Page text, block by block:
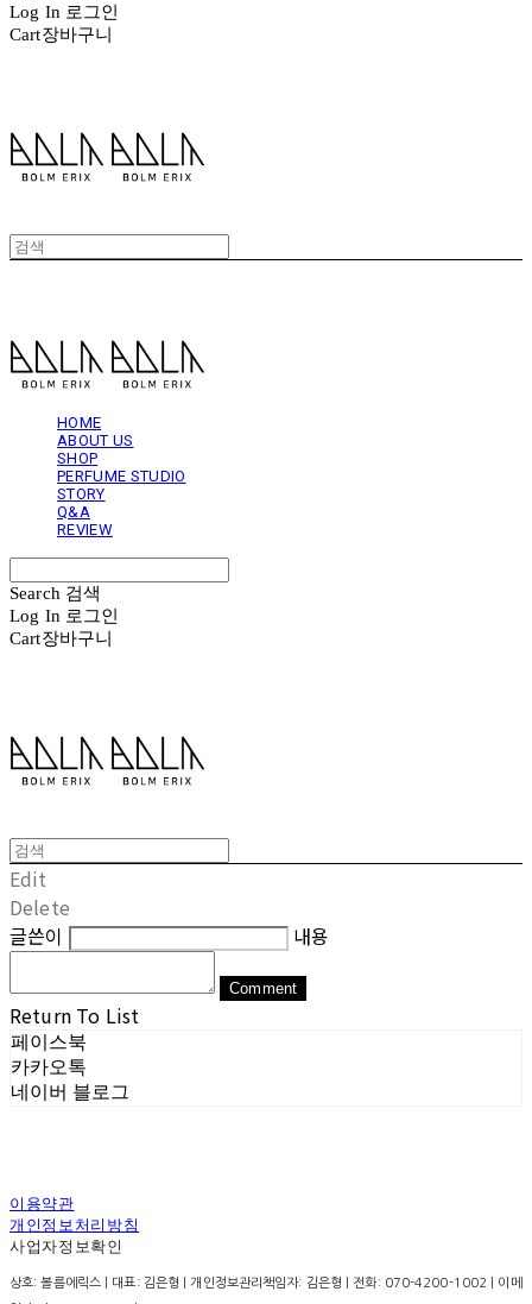
Log In 로그인
Cart장바구니
HOME
ABOUT US
SHOP
PERFUME STUDIO
STORY
Q&A
REVIEW
Search 검색
Log In 로그인
Cart장바구니
Edit
Delete
글쓴이
내용
Comment
Return To List
페이스북
카카오톡
네이버 블로그
이용약관
개인정보처리방침
사업자정보확인
상호: 볼름에릭스 | 대표: 김은형 | 개인정보관리책임자: 김은형 | 전화: 070-4200-1002 | 이메